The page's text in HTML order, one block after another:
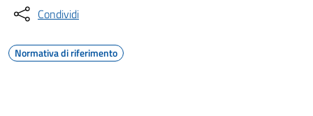
Condividi
Normativa di riferimento